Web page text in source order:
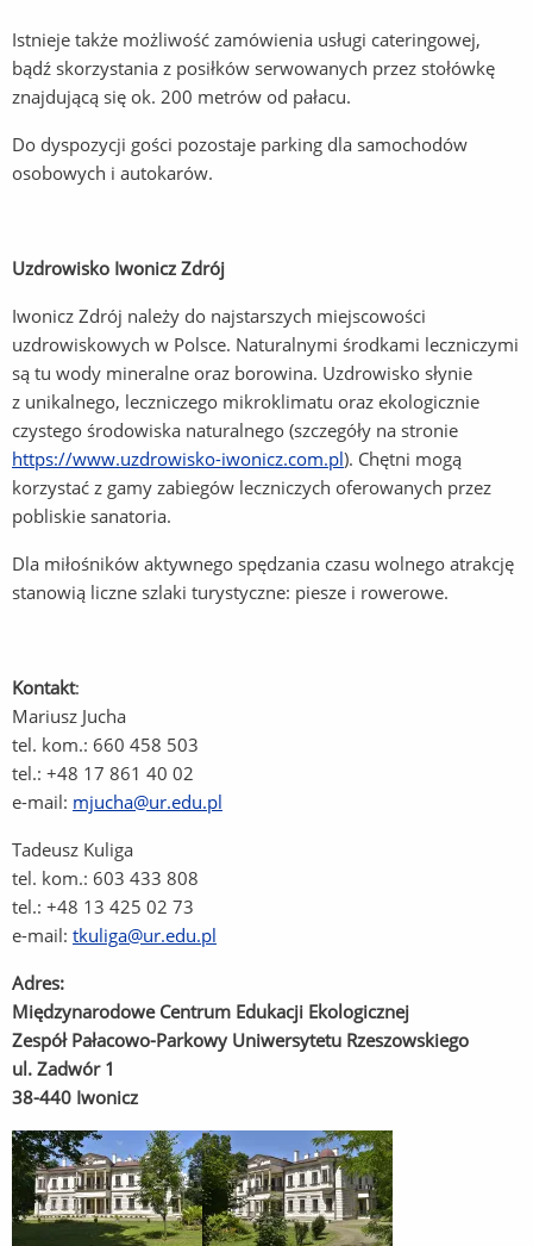
Istnieje także możliwość zamówienia usługi cateringowej,
bądź skorzystania z posiłków serwowanych przez stołówkę
znajdującą się ok. 200 metrów od pałacu.
Do dyspozycji gości pozostaje parking dla samochodów
osobowych i autokarów.
Uzdrowisko Iwonicz Zdrój
Iwonicz Zdrój należy do najstarszych miejscowości
uzdrowiskowych w Polsce. Naturalnymi środkami leczniczymi
są tu wody mineralne oraz borowina. Uzdrowisko słynie
z unikalnego, leczniczego mikroklimatu oraz ekologicznie
czystego środowiska naturalnego (szczegóły na stronie
https://www.uzdrowisko-iwonicz.com.pl). Chętni mogą
korzystać z gamy zabiegów leczniczych oferowanych przez
pobliskie sanatoria.
Dla miłośników aktywnego spędzania czasu wolnego atrakcję
stanowią liczne szlaki turystyczne: piesze i rowerowe.
Kontakt:
Mariusz Jucha
tel. kom.: 660 458 503
tel.: +48 17 861 40 02
e-mail: mjucha@ur.edu.pl
Tadeusz Kuliga
tel. kom.: 603 433 808
tel.: +48 13 425 02 73
e-mail: tkuliga@ur.edu.pl
Adres:
Międzynarodowe Centrum Edukacji Ekologicznej
Zespół Pałacowo-Parkowy Uniwersytetu Rzeszowskiego
ul. Zadwór 1
38-440 Iwonicz